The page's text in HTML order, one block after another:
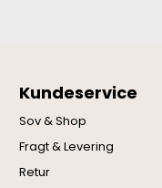
Kundeservice
Sov & Shop
Fragt & Levering
Retur